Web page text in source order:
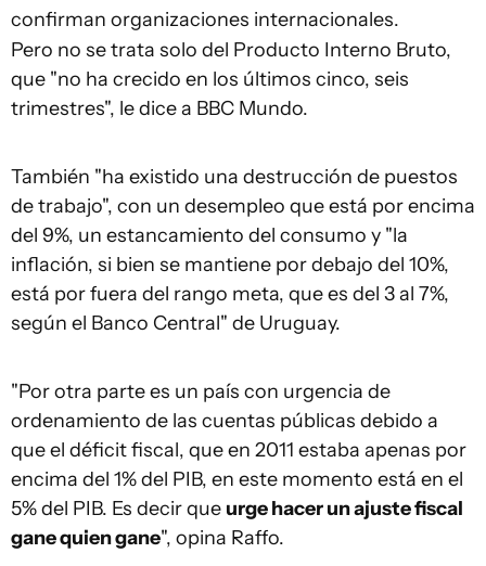
confirman organizaciones internacionales.
Pero no se trata solo del Producto Interno Bruto,
que "no ha crecido en los últimos cinco, seis
trimestres", le dice a BBC Mundo.
También "ha existido una destrucción de puestos
de trabajo", con un desempleo que está por encima
del 9%, un estancamiento del consumo y "la
inflación, si bien se mantiene por debajo del 10%,
está por fuera del rango meta, que es del 3 al 7%,
según el Banco Central" de Uruguay.
"Por otra parte es un país con urgencia de
ordenamiento de las cuentas públicas debido a
que el déficit fiscal, que en 2011 estaba apenas por
encima del 1% del PIB, en este momento está en el
5% del PIB. Es decir que urge hacer un ajuste fiscal
gane quien gane", opina Raffo.